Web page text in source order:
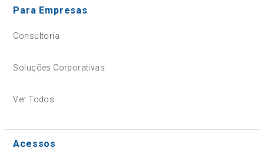
Para Empresas
Consultoria
Soluções Corporativas
Ver Todos
Acessos